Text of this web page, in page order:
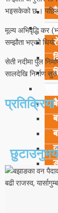
भइसकेको छ ।
मूल्य अभिवृद्धि कर
सम्झौता भएको
सेती नदीमा पुल
सालदेखि निर्माण
प्रतिक्रिया